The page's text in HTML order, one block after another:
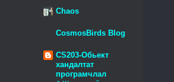
Chaos
CosmosBirds Blog
CS203-Обьект
хандалтат
програмчлал